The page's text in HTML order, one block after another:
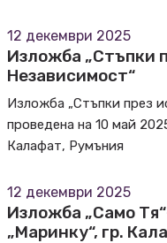
12 декември 2025
Изложба „Стъпки
Независимост“
Изложба „Стъпки през
проведена на 10 май
Калафат, Румъния
12 декември 2025
Изложба „Само
„Маринку“, гр.